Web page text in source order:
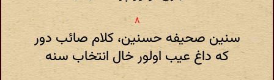
سنین صحیفه حسنین، کلام صائب دور
که داغ عیب اولور خال انتخاب سنه